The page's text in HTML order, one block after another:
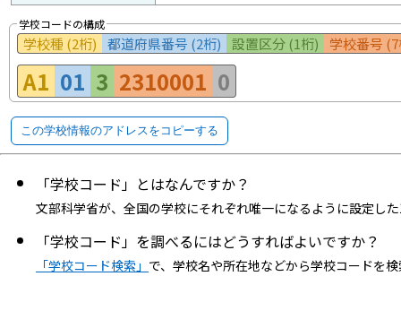
学校コードの構成
学校種 (2桁) 都道府県番号 (2桁) 設置区分 (1桁) 学校番号
A1 01 3 2310001 0
この学校情報のアドレスをコピーする
「学校コード」とはなんですか？
文部科学省が、全国の学校にそれぞれ唯一になるように設定し
「学校コード」を調べるにはどうすればよいですか？
「学校コード検索」 で、学校名や所在地などから学校コードを